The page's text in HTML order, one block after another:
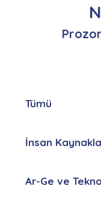
Tümü
İnsan
Ar-Ge ve